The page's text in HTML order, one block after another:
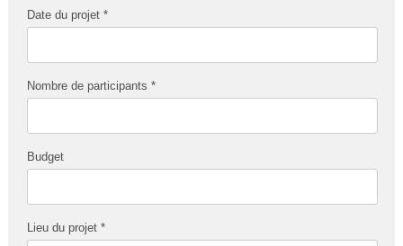
Date du projet *
Nombre de participants *
Budget
Lieu du projet *